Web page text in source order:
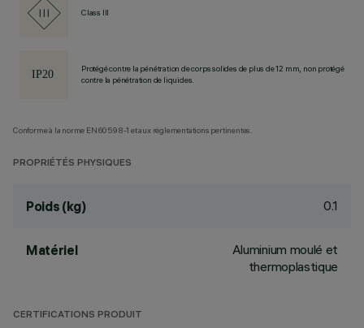
Class III
Protégé contre la pénétration de corps solides de plus de 12 mm, non protégé
contre la pénétration de liquides.
Conforme à la norme EN60598-1 et aux réglementations pertinentes.
PROPRIÉTÉS PHYSIQUES
Poids (kg) 0.1
Matériel
Aluminium moulé et
thermoplastique
CERTIFICATIONS PRODUIT